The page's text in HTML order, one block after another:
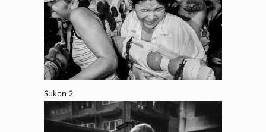
Sukon 2